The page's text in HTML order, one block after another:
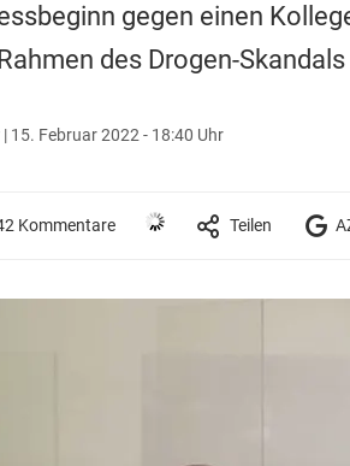
gegen einen
des Drogen-
| 15. Februar 2022 - 18:40 Uhr
Kommentare Teilen